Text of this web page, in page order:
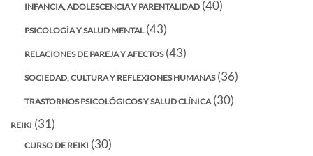
INFANCIA, ADOLESCENCIA Y PARENTALIDAD (40)
PSICOLOGÍA Y SALUD MENTAL(43)
RELACIONES DE PAREJA Y AFECTOS(43)
SOCIEDAD, CULTURA Y REFLEXIONES HUMANAS(36)
TRASTORNOS PSICOLÓGICOS Y SALUD CLÍNICA (30)
REIKI (31)
CURSO DE REIKI (30)